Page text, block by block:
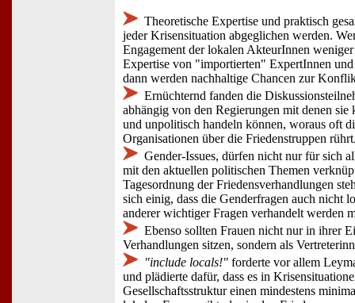
Theoretische Expertise und praktisch
jeder Krisensituation abgeglichen werden.
Engagement der lokalen AkteurInnen
Expertise von "importierten" ExpertInnen
dann werden nachhaltige Chancen zur
Ernüchternd fanden die
abhängig von den Regierungen mit denen
und unpolitisch handeln können, woraus oft
Organisationen über die Friedenstruppen
Gender-Issues, dürfen nicht nur für sich
mit den aktuellen politischen Themen
Tagesordnung der Friedensverhandlungen
sich einig, dass die Genderfragen auch nicht
anderer wichtiger Fragen verhandelt werden
Ebenso sollten Frauen nicht nur in ihrer
Verhandlungen sitzen, sondern als
"include locals!" forderte vor allem
und plädierte dafür, dass es in
Gesellschaftsstruktur einen mindestens